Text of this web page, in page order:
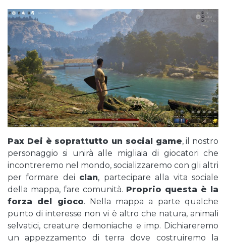
Pax Dei è soprattutto un social game, il nostro
personaggio si unirà alle migliaia di giocatori che
incontreremo nel mondo, socializzaremo con gli altri
per formare dei clan, partecipare alla vita sociale
della mappa, fare comunità. Proprio questa è la
forza del gioco. Nella mappa a parte qualche
punto di interesse non vi è altro che natura, animali
selvatici, creature demoniache e imp. Dichiareremo
un appezzamento di terra dove costruiremo la